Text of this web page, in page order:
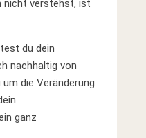
nicht verstehst, ist
du dein
nachhaltig von
die Veränderung
ganz